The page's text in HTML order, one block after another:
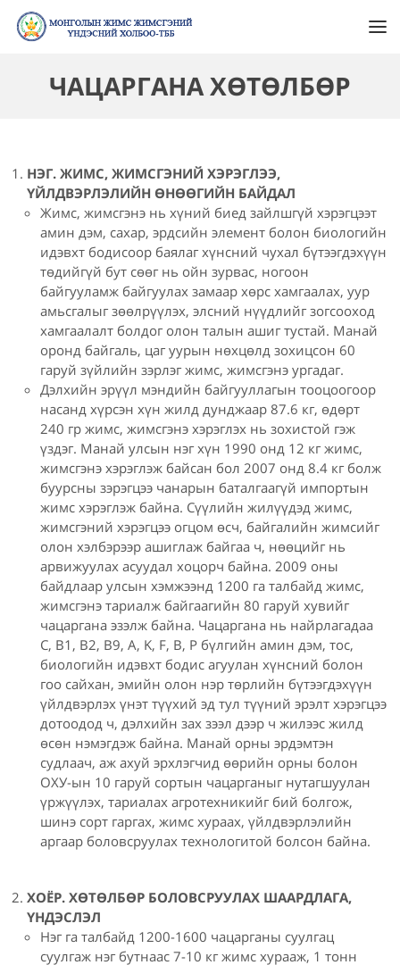
ЧАЦАРГАНА ХӨТӨЛБӨР
НЭГ. ЖИМС, ЖИМСГЭНИЙ ХЭРЭГЛЭЭ,
ҮЙЛДВЭРЛЭЛИЙН ӨНӨӨГИЙН БАЙДАЛ
Жимс, жимсгэнэ нь хүний биед зайлшгүй хэрэгцээт
амин дэм, сахар, эрдсийн элемент болон биологийн
идэвхт бодисоор баялаг хүнсний чухал бүтээгдэхүүн
төдийгүй бут сөөг нь ойн зурвас, ногоон
байгууламж байгуулах замаар хөрс хамгаалах, уур
амьсгалыг зөөлрүүлэх, элсний нүүдлийг зогсооход
хамгаалалт болдог олон талын ашиг тустай. Манай
оронд байгаль, цаг уурын нөхцөлд зохицсон 60
гаруй зүйлийн зэрлэг жимс, жимсгэнэ ургадаг.
Дэлхийн эрүүл мэндийн байгууллагын тооцоогоор
насанд хүрсэн хүн жилд дунджаар 87.6 кг, өдөрт
240 гр жимс, жимсгэнэ хэрэглэх нь зохистой гэж
үздэг. Манай улсын нэг хүн 1990 онд 12 кг жимс,
жимсгэнэ хэрэглэж байсан бол 2007 онд 8.4 кг болж
буурсны зэрэгцээ чанарын баталгаагүй импортын
жимс хэрэглэж байна. Сүүлийн жилүүдэд жимс,
жимсгэний хэрэгцээ огцом өсч, байгалийн жимсийг
олон хэлбэрээр ашиглаж байгаа ч, нөөцийг нь
арвижуулах асуудал хоцорч байна. 2009 оны
байдлаар улсын хэмжээнд 1200 га талбайд жимс,
жимсгэнэ тариалж байгаагийн 80 гаруй хувийг
чацаргана эзэлж байна. Чацаргана нь найрлагадаа
C, B1, B2, B9, A, K, F, B, P бүлгийн амин дэм, тос,
биологийн идэвхт бодис агуулан хүнсний болон
гоо сайхан, эмийн олон нэр төрлийн бүтээгдэхүүн
үйлдвэрлэх үнэт түүхий эд тул түүний эрэлт хэрэгцээ
дотоодод ч, дэлхийн зах зээл дээр ч жилээс жилд
өсөн нэмэгдэж байна. Манай орны эрдэмтэн
судлаач, аж ахуй эрхлэгчид өөрийн орны болон
ОХУ-ын 10 гаруй сортын чацарганыг нутагшуулан
үржүүлэх, тариалах агротехникийг бий болгож,
шинэ сорт гаргах, жимс хураах, үйлдвэрлэлийн
аргаар боловсруулах технологитой болсон байна.
ХОЁР. ХӨТӨЛБӨР БОЛОВСРУУЛАХ ШААРДЛАГА,
ҮНДЭСЛЭЛ
Нэг га талбайд 1200-1600 чацарганы суулгац
суулгаж нэг бутнаас 7-10 кг жимс хурааж, 1 тонн